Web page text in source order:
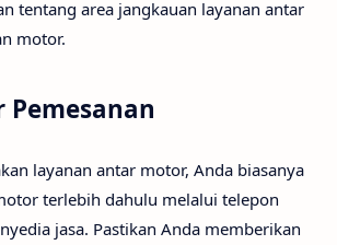
tentang area jangkauan layanan antar
motor.
Pemesanan
layanan antar motor, Anda biasanya
terlebih dahulu melalui telepon
jasa. Pastikan Anda memberikan